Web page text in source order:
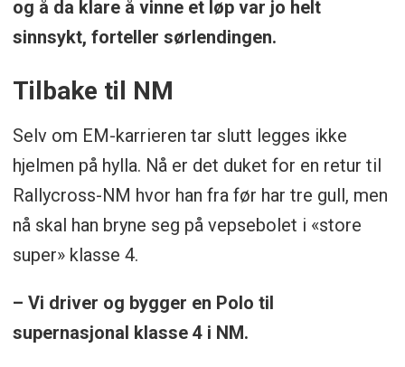
og å da klare å vinne et løp var jo helt
sinnsykt, forteller sørlendingen.
Tilbake til NM
Selv om EM-karrieren tar slutt legges ikke
hjelmen på hylla. Nå er det duket for en retur til
Rallycross-NM hvor han fra før har tre gull, men
nå skal han bryne seg på vepsebolet i «store
super» klasse 4.
– Vi driver og bygger en Polo til
supernasjonal klasse 4 i NM.